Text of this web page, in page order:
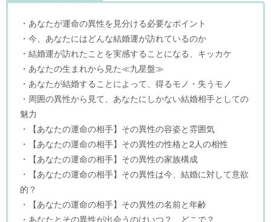
・あなたが運命の異性を見分ける必要なポイント
・今、あなたにはどんな結婚運が訪れているのか
・結婚運が訪れたことを実感することになる、キッカケ
・あなたの生まれから見た≪九星盤≫
・あなたが結婚することによって、得るモノ・失うモノ
・周囲の異性から見て、あなたにしかない結婚相手としての
魅力
・【あなたの運命の相手】その異性の容姿と雰囲気
・【あなたの運命の相手】その異性の性格と2人の相性
・【あなたの運命の相手】その異性の家族構成
・【あなたの運命の相手】その異性は今、結婚に対して意欲
的？
・【あなたの運命の相手】その異性の名前と年齢
・あなたとその異性が出会うのはいつ？ どこで？